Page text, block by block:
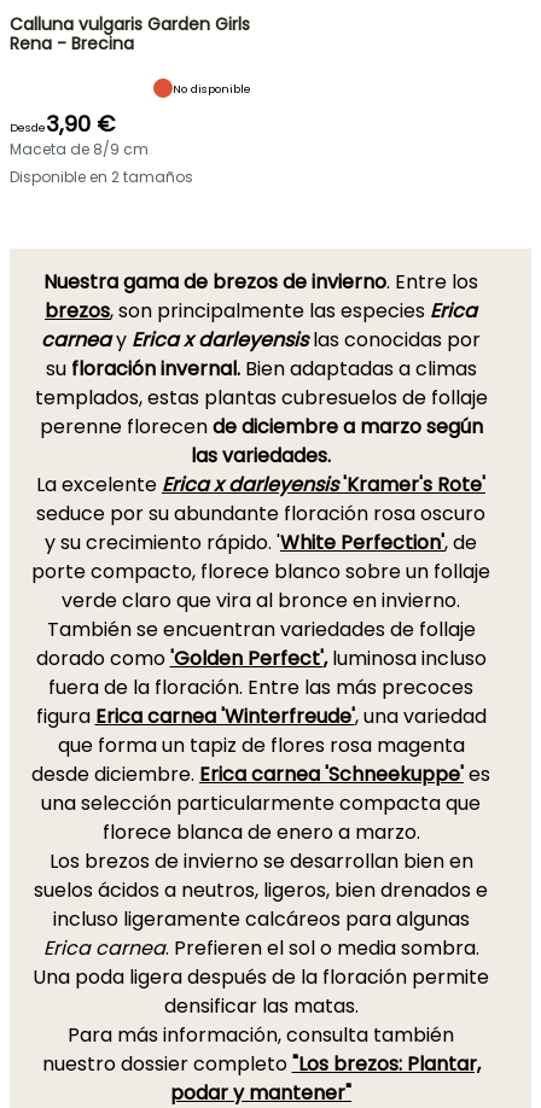
Calluna vulgaris Garden Girls
Rena - Brecina
No disponible
Desde3,90 €
Maceta de 8/9 cm
Disponible en 2 tamaños
Nuestra gama de brezos de invierno. Entre los
brezos, son principalmente las especies Erica
carneay Erica x darleyensislas conocidas por
su floración invernal. Bien adaptadas a climas
templados, estas plantas cubresuelos de follaje
perenne florecende diciembre a marzo según
las variedades.
La excelente Erica x darleyensis'Kramer's Rote'
seduce por su abundante floración rosa oscuro
y su crecimiento rápido. 'White Perfection', de
porte compacto, florece blanco sobre un follaje
verde claro que vira al bronce en invierno.
También se encuentran variedades de follaje
dorado como'Golden Perfect',luminosa incluso
fuera de la floración. Entre las más precoces
figura Erica carnea 'Winterfreude', una variedad
que forma un tapiz de flores rosa magenta
desde diciembre. Erica carnea 'Schneekuppe'es
una selección particularmente compacta que
florece blanca de enero a marzo.
Los brezos de invierno se desarrollan bien en
suelos ácidos a neutros, ligeros, bien drenados e
incluso ligeramente calcáreos para algunas
Erica carnea. Prefieren el sol o media sombra.
Una poda ligera después de la floración permite
densificar las matas.
Para más información, consulta también
nuestro dossier completo"Los brezos: Plantar,
podar y mantener"